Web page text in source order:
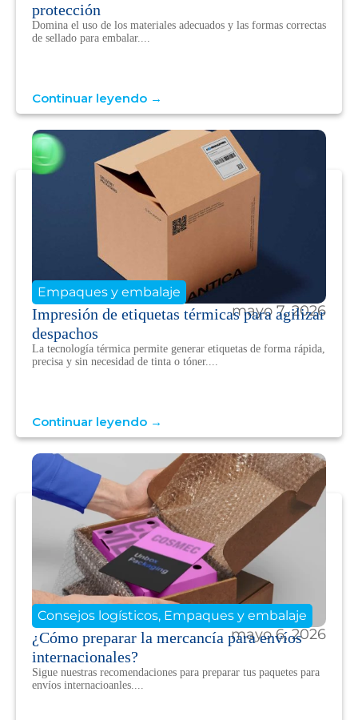
protección
Domina el uso de los materiales adecuados y las formas correctas
de sellado para embalar....
Continuar leyendo →
mayo 7, 2026
Empaques y embalaje
Impresión de etiquetas térmicas para agilizar
despachos
La tecnología térmica permite generar etiquetas de forma rápida,
precisa y sin necesidad de tinta o tóner....
Continuar leyendo →
mayo 6, 2026
Consejos logísticos, Empaques y embalaje
¿Cómo preparar la mercancía para envíos
internacionales?
Sigue nuestras recomendaciones para preparar tus paquetes para
envíos internacioanles....